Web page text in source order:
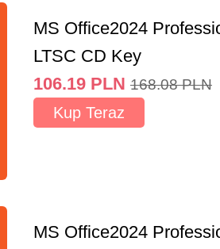
MS Office2024
LTSC CD Key
106.19 PLN 168.08 PLN
Kup Teraz
MS Office2024